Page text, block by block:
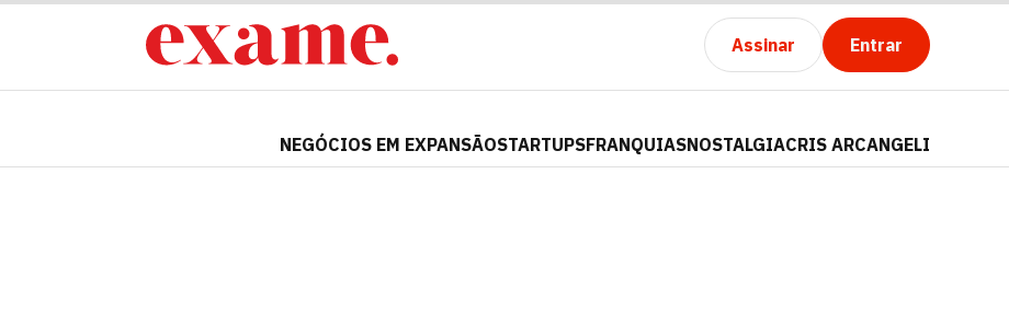
Assinar Entrar
NEGÓCIOS EM EXPANSÃOSTARTUPSFRANQUIASNOSTALGIACRIS ARCANGELI